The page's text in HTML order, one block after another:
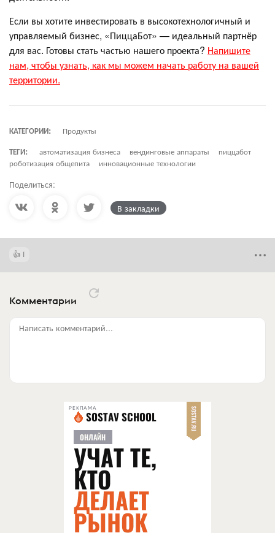
Если вы хотите инвестировать в высокотехнологичный и
управляемый бизнес, «ПиццаБот» — идеальный партнёр
для вас. Готовы стать частью нашего проекта? Напишите
нам, чтобы узнать, как мы можем начать работу на вашей
территории.
КАТЕГОРИИ:
Продукты
ТЕГИ:
автоматизация бизнеса вендинговые аппараты
пиццабот
роботизация общепита
инновационные технологии
Поделиться:
В закладки
1
Комментарии
Написать комментарий...
РЕКЛАМА